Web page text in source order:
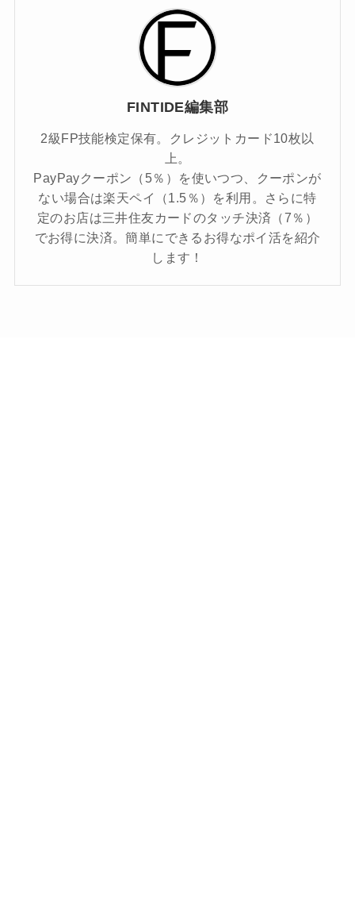
FINTIDE編集部
2級FP技能検定保有。クレジットカード10枚以
上。
PayPayクーポン（5％）を使いつつ、クーポンが
ない場合は楽天ペイ（1.5％）を利用。さらに特
定のお店は三井住友カードのタッチ決済（7％）
でお得に決済。簡単にできるお得なポイ活を紹介
します！